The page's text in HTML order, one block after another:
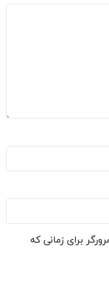
برای زمانی که